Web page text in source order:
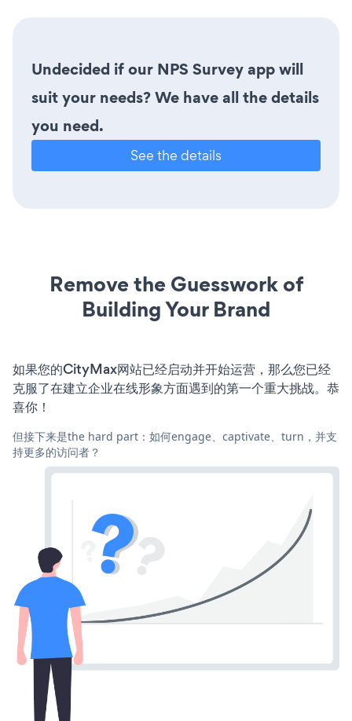
Undecided if our NPS Survey app will
suit your needs? We have all the details
you need.
See the details
Remove the Guesswork of
Building Your Brand
如果您的CityMax网站已经启动并开始运营，那么您已经
克服了在建立企业在线形象方面遇到的第一个重大挑战。恭
喜你！
但接下来是the hard part：如何engage、captivate、turn，并支
持更多的访问者？